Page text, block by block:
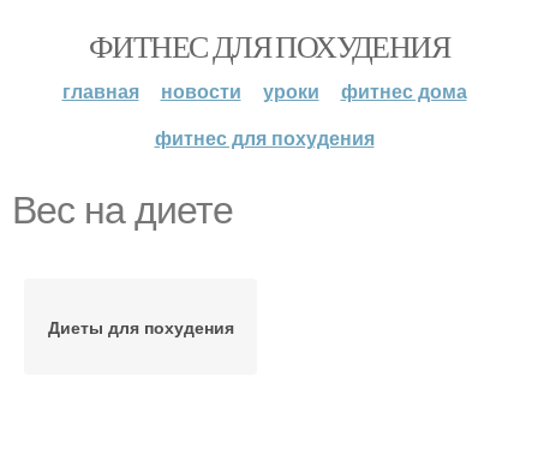
ФИТНЕС ДЛЯ ПОХУДЕНИЯ
главная новости уроки
фитнес дома
фитнес для похудения
Вес на диете
Диеты для похудения